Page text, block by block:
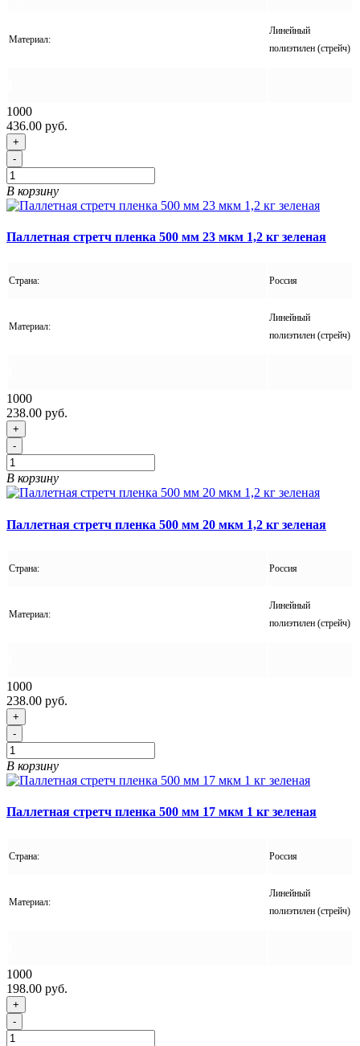
Материал:
Линейный
полиэтилен (стрейч)
1000
436.00 руб.
+
-
В корзину
Паллетная стретч пленка 500 мм 23 мкм 1,2 кг зеленая
Страна: Россия
Материал:
Линейный
полиэтилен (стрейч)
1000
238.00 руб.
+
-
В корзину
Паллетная стретч пленка 500 мм 20 мкм 1,2 кг зеленая
Страна: Россия
Материал:
Линейный
полиэтилен (стрейч)
1000
238.00 руб.
+
-
В корзину
Паллетная стретч пленка 500 мм 17 мкм 1 кг зеленая
Страна: Россия
Материал:
Линейный
полиэтилен (стрейч)
1000
198.00 руб.
+
-